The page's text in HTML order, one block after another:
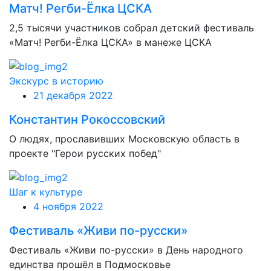
Матч! Регби-Ёлка ЦСКА
2,5 тысячи участников собрал детский фестиваль
«Матч! Регби-Ёлка ЦСКА» в манеже ЦСКА
Экскурс в историю
21 декабря 2022
Константин Рокоссовский
О людях, прославивших Московскую область в
проекте "Герои русских побед"
Шаг к культуре
4 ноября 2022
Фестиваль «Живи по-русски»
Фестиваль «Живи по-русски» в День народного
единства прошёл в Подмосковье